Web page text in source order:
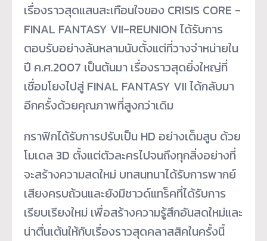
เรื่องราวสุดแสนสะเทือนใจของ CRISIS CORE -
FINAL FANTASY VII-REUNION ได้รับการ
ตอบรับอย่างล้นหลามนับตั้งแต่ที่วางจำหน่ายใน
ปี ค.ศ.2007 เป็นต้นมา เรื่องราวสุดยิ่งใหญ่ที่
เชื่อมโยงไปสู่ FINAL FANTASY VII ได้กลับมา
อีกครั้งด้วยคุณภาพที่สูงกว่าเดิม
กราฟิกได้รับการปรับเป็น HD อย่างเต็มสูบ ด้วย
โมเดล 3D ตั้งแต่ตัวละครไปจนถึงทุกสิ่งอย่างที่
จะสร้างความสดใหม่ บทสนทนาได้รับการพากย์
เสียงครบถ้วนและยังมีซาวด์แทร็คที่ได้รับการ
เรียบเรียงใหม่ เพื่อสร้างความรู้สึกอันสดใหม่และ
น่าตื่นเต้นให้กับเรื่องราวสุดคลาสสิคในครั้งนี้